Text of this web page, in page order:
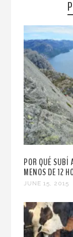
POR QUÉ SUBÍ
MENOS DE 12
JUNE 15, 2015